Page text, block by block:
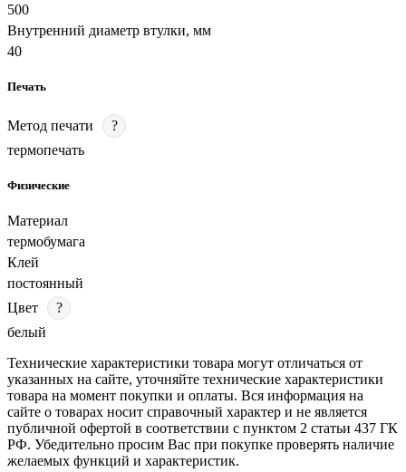
500
Внутренний диаметр втулки, мм
40
Печать
Метод печати
?
термопечать
Физические
Материал
термобумага
Клей
постоянный
Цвет
?
белый
Технические характеристики товара могут отличаться от
указанных на сайте, уточняйте технические характеристики
товара на момент покупки и оплаты. Вся информация на
сайте о товарах носит справочный характер и не является
публичной офертой в соответствии с пунктом 2 статьи 437 ГК
РФ. Убедительно просим Вас при покупке проверять наличие
желаемых функций и характеристик.